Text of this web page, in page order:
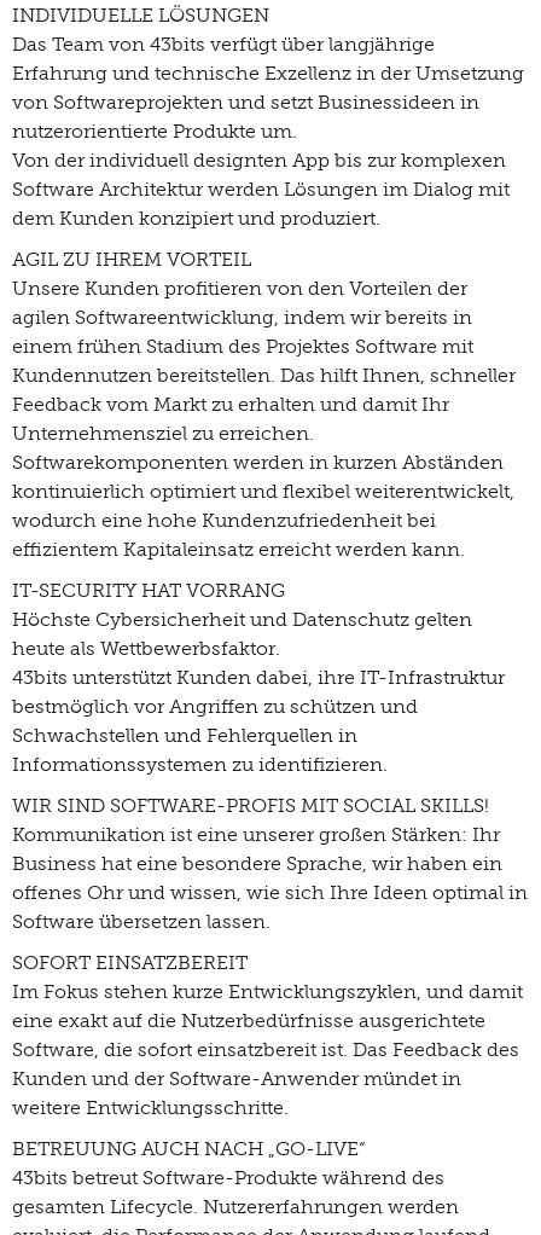
INDIVIDUELLE LÖSUNGEN
Das Team von 43bits verfügt über langjährige
Erfahrung und technische Exzellenz in der Umsetzung
von Softwareprojekten und setzt Businessideen in
nutzerorientierte Produkte um.
Von der individuell designten App bis zur komplexen
Software Architektur werden Lösungen im Dialog mit
dem Kunden konzipiert und produziert.
AGIL ZU IHREM VORTEIL
Unsere Kunden profitieren von den Vorteilen der
agilen Softwareentwicklung, indem wir bereits in
einem frühen Stadium des Projektes Software mit
Kundennutzen bereitstellen. Das hilft Ihnen, schneller
Feedback vom Markt zu erhalten und damit Ihr
Unternehmensziel zu erreichen.
Softwarekomponenten werden in kurzen Abständen
kontinuierlich optimiert und flexibel weiterentwickelt,
wodurch eine hohe Kundenzufriedenheit bei
effizientem Kapitaleinsatz erreicht werden kann.
IT-SECURITY HAT VORRANG
Höchste Cybersicherheit und Datenschutz gelten
heute als Wettbewerbsfaktor.
43bits unterstützt Kunden dabei, ihre IT-Infrastruktur
bestmöglich vor Angriffen zu schützen und
Schwachstellen und Fehlerquellen in
Informationssystemen zu identifizieren.
WIR SIND SOFTWARE-PROFIS MIT SOCIAL SKILLS!
Kommunikation ist eine unserer großen Stärken: Ihr
Business hat eine besondere Sprache, wir haben ein
offenes Ohr und wissen, wie sich Ihre Ideen optimal in
Software übersetzen lassen.
SOFORT EINSATZBEREIT
Im Fokus stehen kurze Entwicklungszyklen, und damit
eine exakt auf die Nutzerbedürfnisse ausgerichtete
Software, die sofort einsatzbereit ist. Das Feedback des
Kunden und der Software-Anwender mündet in
weitere Entwicklungsschritte.
BETREUUNG AUCH NACH „GO-LIVE“
43bits betreut Software-Produkte während des
gesamten Lifecycle. Nutzererfahrungen werden